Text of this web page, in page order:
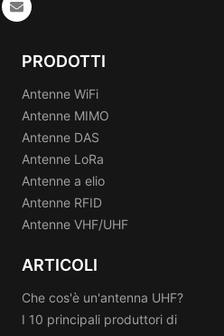
PRODOTTI
Antenne WiFi
Antenne MIMO
Antenne DAS
Antenne LoRa
Antenne a elio
Antenne RFID
Antenne VHF/UHF
ARTICOLI
Che cos'è un'antenna UHF?
I 10 principali produttori di